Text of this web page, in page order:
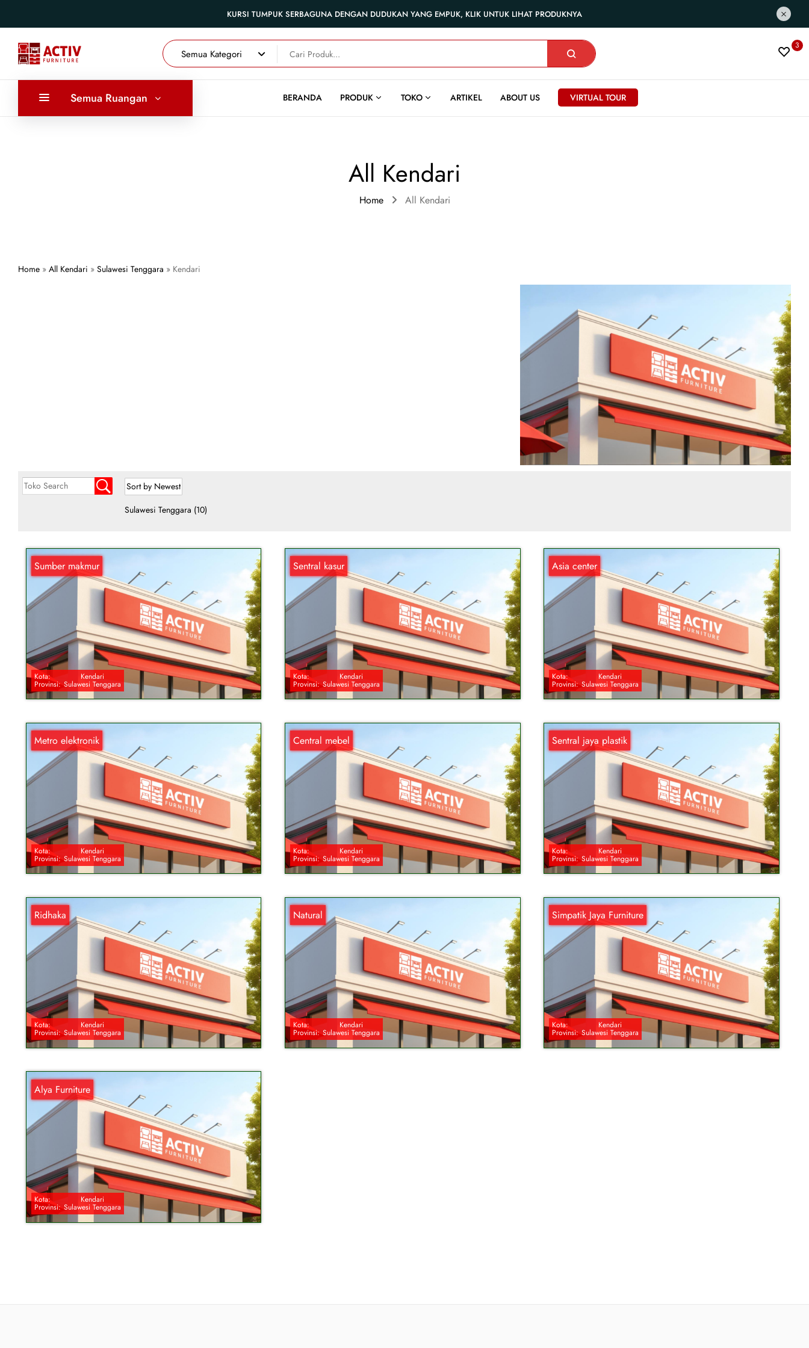
KURSI TUMPUK SERBAGUNA DENGAN DUDUKAN YANG EMPUK, KLIK UNTUK LIHAT PRODUKNYA
Semua Kategori
3
Semua Ruangan BERANDA PRODUK TOKO ARTIKEL ABOUT US VIRTUAL TOUR
All Kendari
Home All Kendari
Home » All Kendari » Sulawesi Tenggara » Kendari
Sulawesi Tenggara (10)
Sumber makmur
Kota: Kendari
Provinsi: Sulawesi Tenggara
Sentral kasur
Kota: Kendari
Provinsi: Sulawesi Tenggara
Asia center
Kota: Kendari
Provinsi: Sulawesi Tenggara
Metro elektronik
Kota: Kendari
Provinsi: Sulawesi Tenggara
Central mebel
Kota: Kendari
Provinsi: Sulawesi Tenggara
Sentral jaya plastik
Kota: Kendari
Provinsi: Sulawesi Tenggara
Ridhaka
Kota: Kendari
Provinsi: Sulawesi Tenggara
Natural
Kota: Kendari
Provinsi: Sulawesi Tenggara
Simpatik Jaya Furniture
Kota: Kendari
Provinsi: Sulawesi Tenggara
Alya Furniture
Kota: Kendari
Provinsi: Sulawesi Tenggara